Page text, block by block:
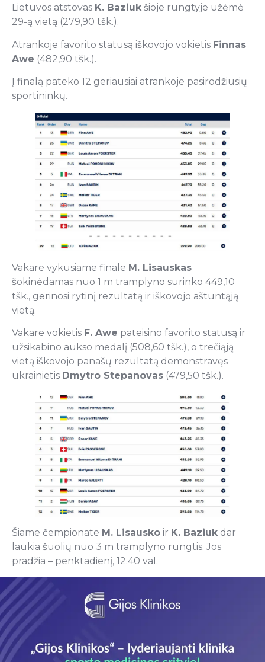
Lietuvos atstovas K. Baziuk šioje rungtyje užėmė
29-ą vietą (279,90 tšk.).
Atrankoje favorito statusą iškovojo vokietis Finnas
Awe (482,90 tšk.).
Į finalą pateko 12 geriausiai atrankoje pasirodžiusių
sportininkų.
Vakare vykusiame finale M. Lisauskas
šokinėdamas nuo 1 m tramplyno surinko 449,10
tšk., gerinosi rytinį rezultatą ir iškovojo aštuntąją
vietą.
Vakare vokietis F. Awe pateisino favorito statusą ir
užsikabino aukso medalį (508,60 tšk.), o trečiąją
vietą iškovojo panašų rezultatą demonstravęs
ukrainietis Dmytro Stepanovas (479,50 tšk.).
Šiame čempionate M. Lisausko ir K. Baziuk dar
laukia šuolių nuo 3 m tramplyno rungtis. Jos
pradžia – penktadienį, 12.40 val.